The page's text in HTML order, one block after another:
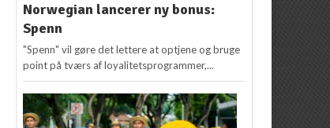
Norwegian lancerer ny bonus:
Spenn
"Spenn" vil gøre det lettere at optjene og bruge
point på tværs af loyalitetsprogrammer,...